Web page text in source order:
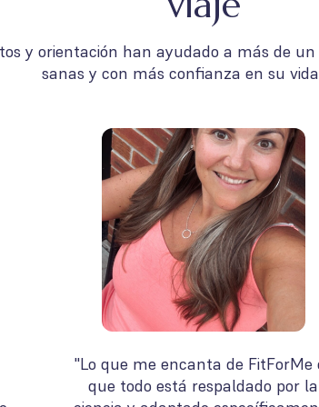
y orientación han ayudado a más de
sanas y con más confianza en su
"Lo que me encanta de FitForMe
que todo está respaldado por la